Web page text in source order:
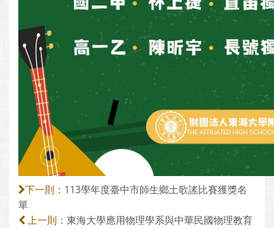
下一則： 113學年度臺中市師生鄉土歌謠比賽獲獎名
單
上一則： 東海大學應用物理學系與中華民國物理教育